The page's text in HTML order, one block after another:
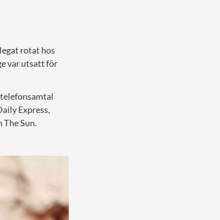
rotat hos
var utsatt för
Express,
Sun.